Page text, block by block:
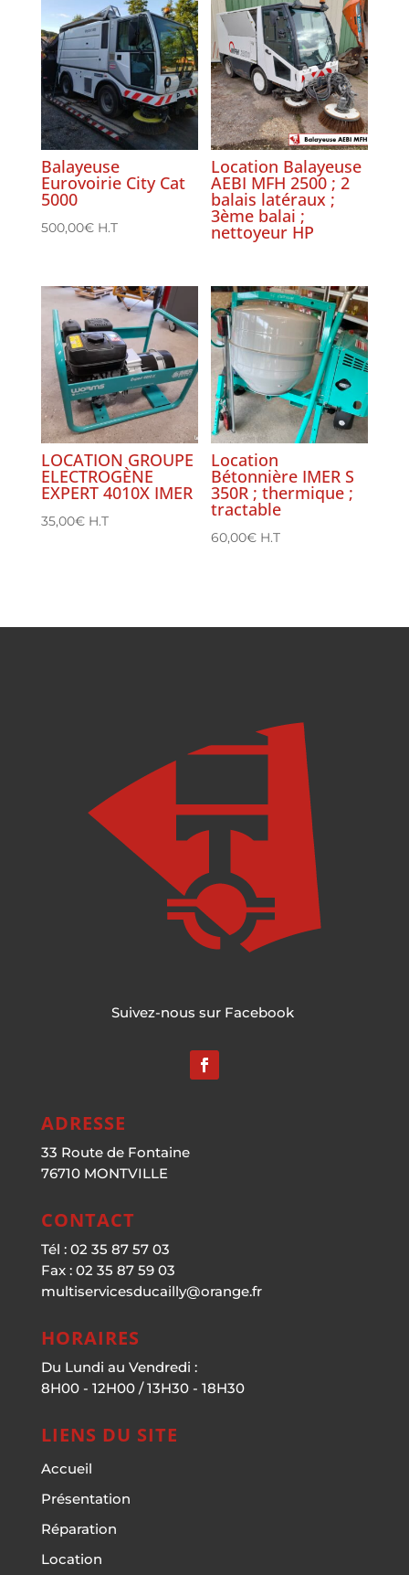
Balayeuse
Eurovoirie City Cat
5000
500,00€ H.T
Location Balayeuse
AEBI MFH 2500 ; 2
balais latéraux ;
3ème balai ;
nettoyeur HP
LOCATION GROUPE
ELECTROGÈNE
EXPERT 4010X IMER
35,00€ H.T
Location
Bétonnière IMER S
350R ; thermique ;
tractable
60,00€ H.T
Suivez-nous sur Facebook
ADRESSE
33 Route de Fontaine
76710 MONTVILLE
CONTACT
Tél : 02 35 87 57 03
Fax : 02 35 87 59 03
multiservicesducailly@orange.fr
HORAIRES
Du Lundi au Vendredi :
8H00 - 12H00 / 13H30 - 18H30
LIENS DU SITE
Accueil
Présentation
Réparation
Location